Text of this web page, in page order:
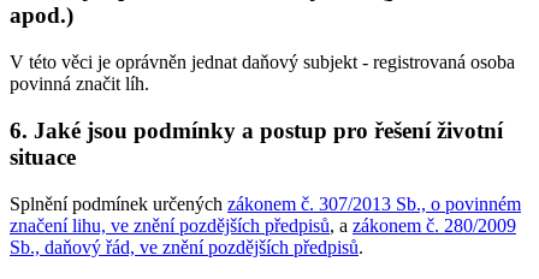
apod.)
V této věci je oprávněn jednat daňový subjekt - registrovaná osoba
povinná značit líh.
6. Jaké jsou podmínky a postup pro řešení životní
situace
Splnění podmínek určených zákonem č. 307/2013 Sb., o povinném
značení lihu, ve znění pozdějších předpisů, a zákonem č. 280/2009
Sb., daňový řád, ve znění pozdějších předpisů.